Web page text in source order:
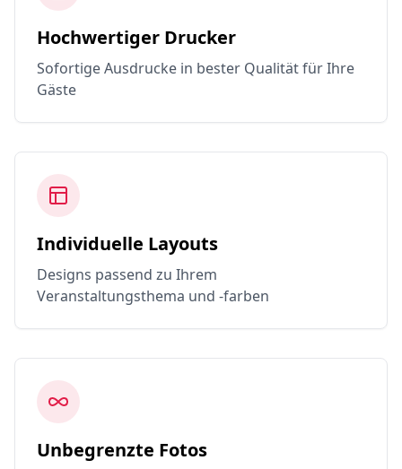
Hochwertiger Drucker
Sofortige Ausdrucke in bester Qualität für Ihre
Gäste
Individuelle Layouts
Designs passend zu Ihrem
Veranstaltungsthema und -farben
Unbegrenzte Fotos